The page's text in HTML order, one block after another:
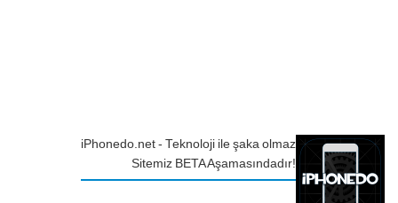
iPhonedo.net - Teknoloji ile şaka olmaz
Sitemiz BETA Aşamasındadır!